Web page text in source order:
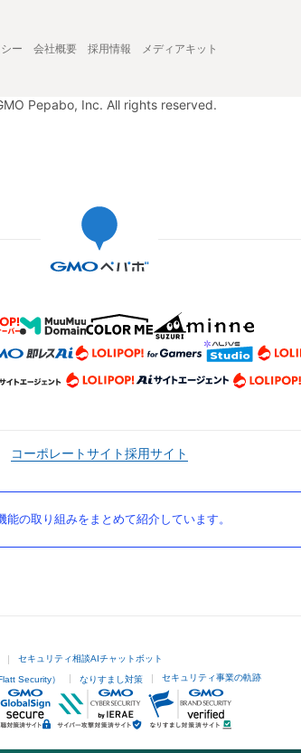
ー 会社概要 採用情報 メディアキット
Pepabo, Inc. All rights reserved.
コーポレートサイト採用サイト
の取り組みをまとめて紹介しています。
セキュリティ相談AIチャットボット
Security） なりすまし対策 セキュリティ事業の軌跡